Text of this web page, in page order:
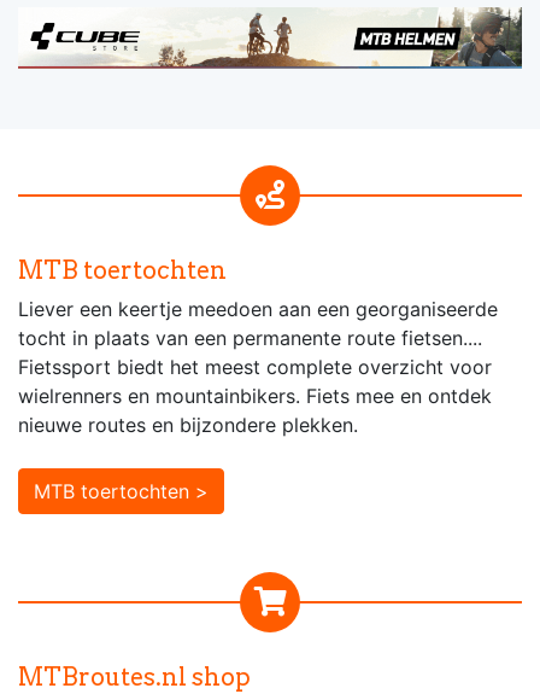
MTB toertochten
Liever een keertje meedoen aan een georganiseerde
tocht in plaats van een permanente route fietsen....
Fietssport biedt het meest complete overzicht voor
wielrenners en mountainbikers. Fiets mee en ontdek
nieuwe routes en bijzondere plekken.
MTB toertochten >
MTBroutes.nl shop